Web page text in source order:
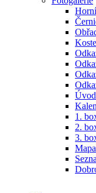
1.
2.
3.